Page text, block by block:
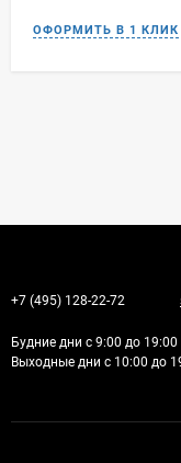
+7 (495) 128-22-72
Будние дни с 9:00 до 19:00
Выходные дни с 10:00 до